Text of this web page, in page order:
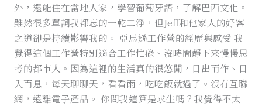
外，還能住在當地人家，學習葡萄牙語，了解巴西文化。
雖然很多單詞我都忘的一乾二淨，但Jeff和他家人的好客
之道卻是持續影響我的。 亞馬遜工作營的經歷與感受 我
覺得這個工作營特別適合工作忙碌、沒時間靜下來慢慢思
考的都市人。因為這裡的生活真的很悠閒，日出而作、日
入而息，每天聊聊天，看看雨，吃吃飯就過了。沒有互聯
網，遠離電子產品。 你問我這算是求生嗎？我覺得不太